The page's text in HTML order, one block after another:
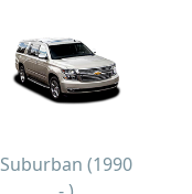
Suburban (1990